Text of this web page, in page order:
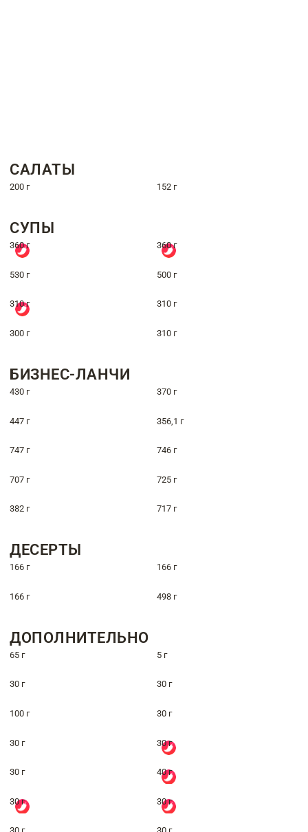
САЛАТЫ
200 г 152 г
СУПЫ
360 г 360 г
530 г 500 г
310 г 310 г
300 г 310 г
БИЗНЕС-ЛАНЧИ
430 г 370 г
447 г 356,1 г
747 г 746 г
707 г 725 г
382 г 717 г
ДЕСЕРТЫ
166 г 166 г
166 г 498 г
ДОПОЛНИТЕЛЬНО
65 г 5 г
30 г 30 г
100 г 30 г
30 г 30 г
30 г 40 г
30 г 30 г